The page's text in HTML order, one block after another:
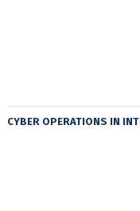
CYBER OPERATIONS IN